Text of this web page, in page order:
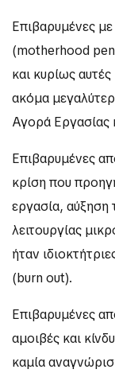
Επιβαρυμένες
(motherhood
και κυρίως
ακόμα
Αγορά Εργασίας
Επιβαρυμένες
κρίση που
εργασία, αύξηση
λειτουργίας
ήταν
(burn out).
Επιβαρυμένες
αμοιβές και
καμία